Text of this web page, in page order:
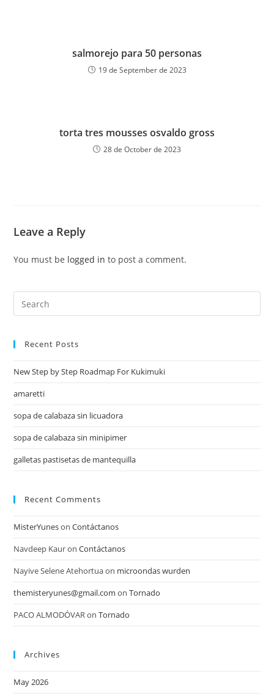
salmorejo para 50 personas
19 de September de 2023
torta tres mousses osvaldo gross
28 de October de 2023
Leave a Reply
You must be logged in to post a comment.
Recent Posts
New Step by Step Roadmap For Kukimuki
amaretti
sopa de calabaza sin licuadora
sopa de calabaza sin minipimer
galletas pastisetas de mantequilla
Recent Comments
MisterYunesonContáctanos
Navdeep KauronContáctanos
Nayive Selene Atehortuaon microondas wurden
themisteryunes@gmail.com onTornado
PACO ALMODÓVARonTornado
Archives
May 2026